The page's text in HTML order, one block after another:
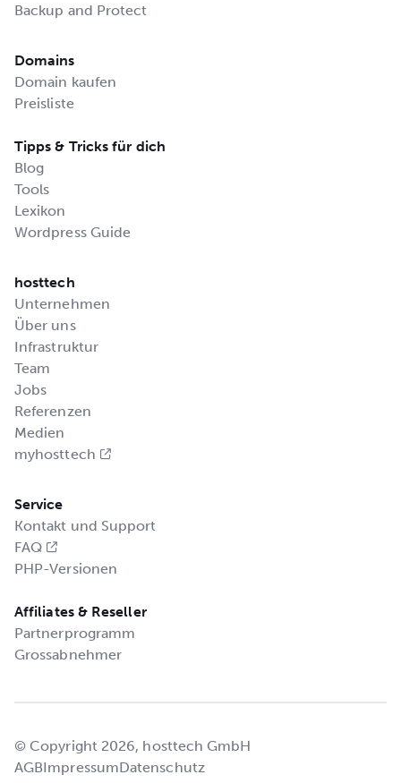
Backup and Protect
Domains
Domain kaufen
Preisliste
Tipps & Tricks für dich
Blog
Tools
Lexikon
Wordpress Guide
hosttech
Unternehmen
Über uns
Infrastruktur
Team
Jobs
Referenzen
Medien
myhosttech
Service
Kontakt und Support
FAQ
PHP-Versionen
Affiliates & Reseller
Partnerprogramm
Grossabnehmer
© Copyright 2026, hosttech GmbH
AGBImpressumDatenschutz